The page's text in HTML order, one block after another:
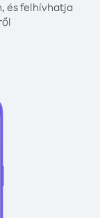
és felhívhatja